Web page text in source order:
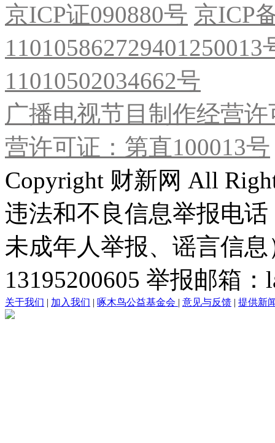
京ICP证090880号 京ICP
11010502034662号
广播电视节目制作经营
营许可证：第直100013号
Copyright 财新网 All
违法和不良信息举报电
未成年人举报、谣言信
13195200605 举报邮箱
关于我们 | 加入我们 | 啄木鸟公益基金会 | 意见与反馈 | 提供新